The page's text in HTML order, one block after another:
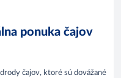
ponuka čajov
čajov, ktoré sú dovážané